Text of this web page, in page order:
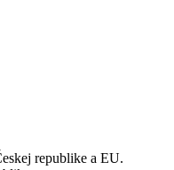
republike a EU.